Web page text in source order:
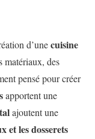
d’unecuisine
matériaux, des
pensé pour créer
apportent une
ajoutent une
et les dosserets